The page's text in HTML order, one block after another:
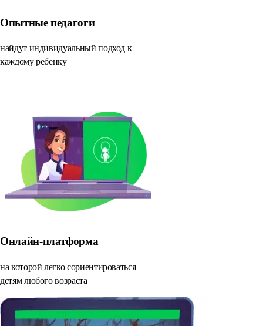
Опытные педагоги
найдут индивидуальный подход к
каждому ребенку
Онлайн-платформа
на которой легко сориентироваться
детям любого возраста